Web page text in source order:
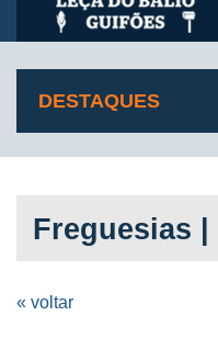
DESTAQUES
Freguesias |
« voltar